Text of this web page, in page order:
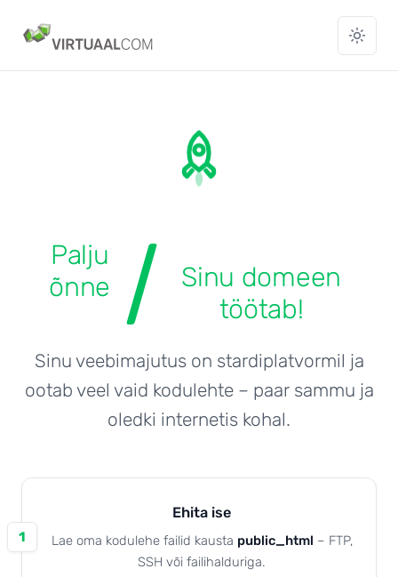
Palju
õnne
Sinu domeen
töötab!
Sinu veebimajutus on stardiplatvormil ja
ootab veel vaid kodulehte – paar sammu ja
oledki internetis kohal.
1
Ehita ise
Lae oma kodulehe failid kausta public_html – FTP,
SSH või failihalduriga.